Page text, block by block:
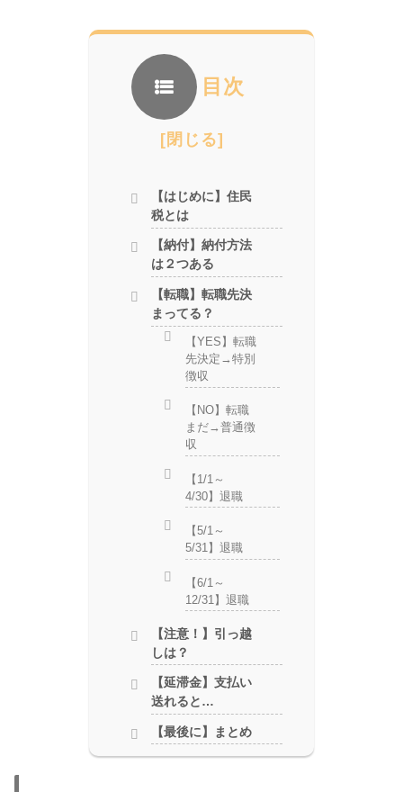
目次
【はじめに】住民
税とは
【納付】納付方法
は２つある
【転職】転職先決
まってる？
【YES】転職
先決定→特別
徴収
【NO】転職
まだ→普通徴
収
【1/1～
4/30】退職
【5/1～
5/31】退職
【6/1～
12/31】退職
【注意！】引っ越
しは？
【延滞金】支払い
送れると…
【最後に】まとめ